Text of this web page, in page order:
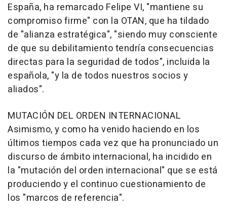
España, ha remarcado Felipe VI, "mantiene su
compromiso firme" con la OTAN, que ha tildado
de "alianza estratégica", "siendo muy consciente
de que su debilitamiento tendría consecuencias
directas para la seguridad de todos", incluida la
española, "y la de todos nuestros socios y
aliados".
MUTACIÓN DEL ORDEN INTERNACIONAL
Asimismo, y como ha venido haciendo en los
últimos tiempos cada vez que ha pronunciado un
discurso de ámbito internacional, ha incidido en
la "mutación del orden internacional" que se está
produciendo y el continuo cuestionamiento de
los "marcos de referencia".